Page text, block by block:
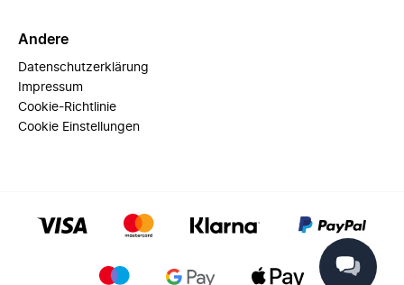
Andere
Datenschutzerklärung
Impressum
Cookie-Richtlinie
Cookie Einstellungen